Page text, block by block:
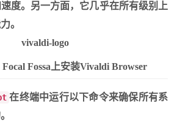
度。 另一方面，它几乎在所有级别上
。
Fossa上安装Vivaldi Browser
在终端中运行以下命令来确保所有系